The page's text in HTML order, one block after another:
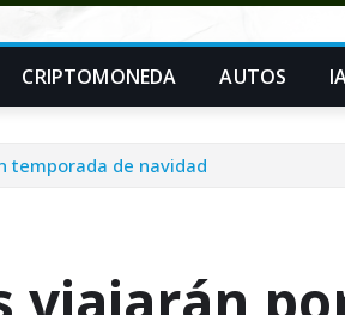
CRIPTOMONEDA AUTOS
temporada de navidad